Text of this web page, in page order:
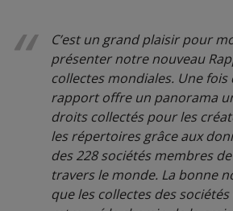
C’est un grand plaisir pour
présenter notre nouveau
collectes mondiales. Une fois
rapport offre un panorama
droits collectés pour les
les répertoires grâce aux
des 228 sociétés membres de
travers le monde. La bonne
que les collectes des sociétés